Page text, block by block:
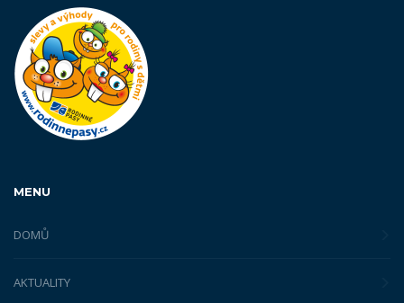
MENU
DOMŮ
AKTUALITY